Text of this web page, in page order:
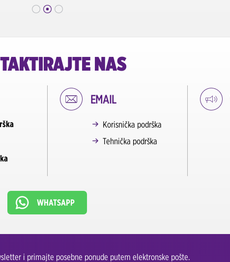
NAS
EMAIL
Korisnička podrška
Tehnička podrška
WHATSAPP
i primajte posebne ponude putem elektronske pošte.